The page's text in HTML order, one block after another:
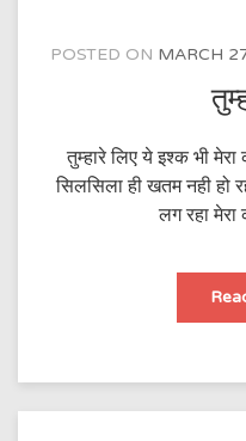
POSTED ON MARCH
तुम्हारे लिए ये इश्क भी मेरा
सिलसिला ही खतम नही हो
लग रहा